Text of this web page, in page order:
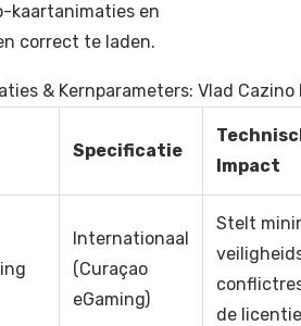
kaartanimaties en
correct te laden.
& Kernparameters: Vlad Cazino
Specificatie
Impact
Internationaal
(Curaçao
eGaming)
Stelt
de